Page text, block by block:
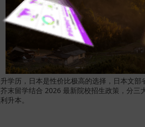
学历，日本是性价比极高的选择，日本文
末留学结合 2026 最新院校招生政策，分
升本。